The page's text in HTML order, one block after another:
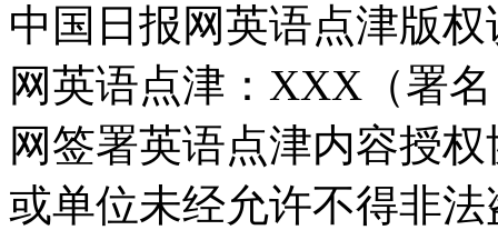
中国日报网英语点津版
网英语点津：XXX（署
网签署英语点津内容授
或单位未经允许不得非